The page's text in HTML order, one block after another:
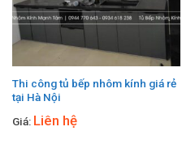
Thi công tủ bếp nhôm kính giá rẻ
tại Hà Nội
Giá: Liên hệ